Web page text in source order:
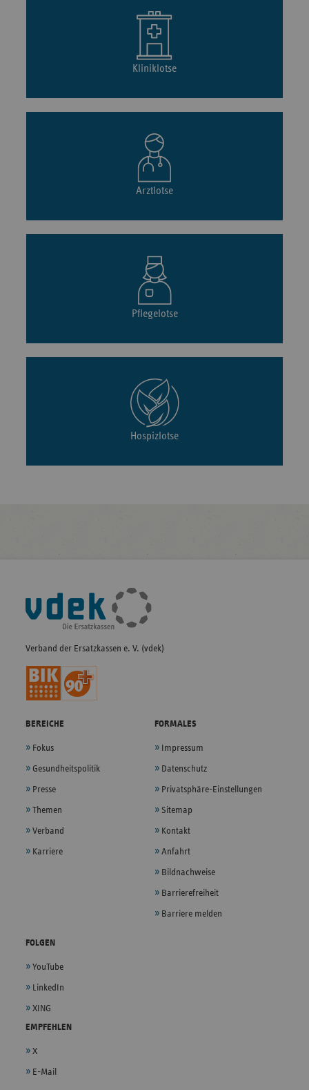
Kliniklotse
Arztlotse
Pflegelotse
Hospizlotse
Fußleisten-
Navigation
Verband der Ersatzkassen e. V. (vdek)
BEREICHE
Fokus
Gesundheitspolitik
Presse
Themen
Verband
Karriere
FORMALES
Impressum
Datenschutz
Privatsphäre-Einstellungen
Sitemap
Kontakt
Anfahrt
Bildnachweise
Barrierefreiheit
Barriere melden
FOLGEN
YouTube
LinkedIn
XING
EMPFEHLEN
X
E-Mail